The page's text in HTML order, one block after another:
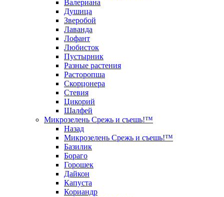
Валериана
Душица
Зверобой
Лаванда
Лофант
Любисток
Пустырник
Разные растения
Расторопша
Скорцонера
Стевия
Цикорий
Шалфей
Микрозелень Срежь и съешь!™
Назад
Микрозелень Срежь и съешь!™
Базилик
Бораго
Горошек
Дайкон
Капуста
Кориандр